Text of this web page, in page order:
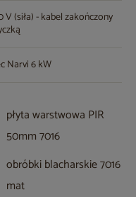
V (siła) - kabel zakończony
Narvi 6 kW
płyta warstwowa PIR
50mm 7016
obróbki blacharskie 7016
mat